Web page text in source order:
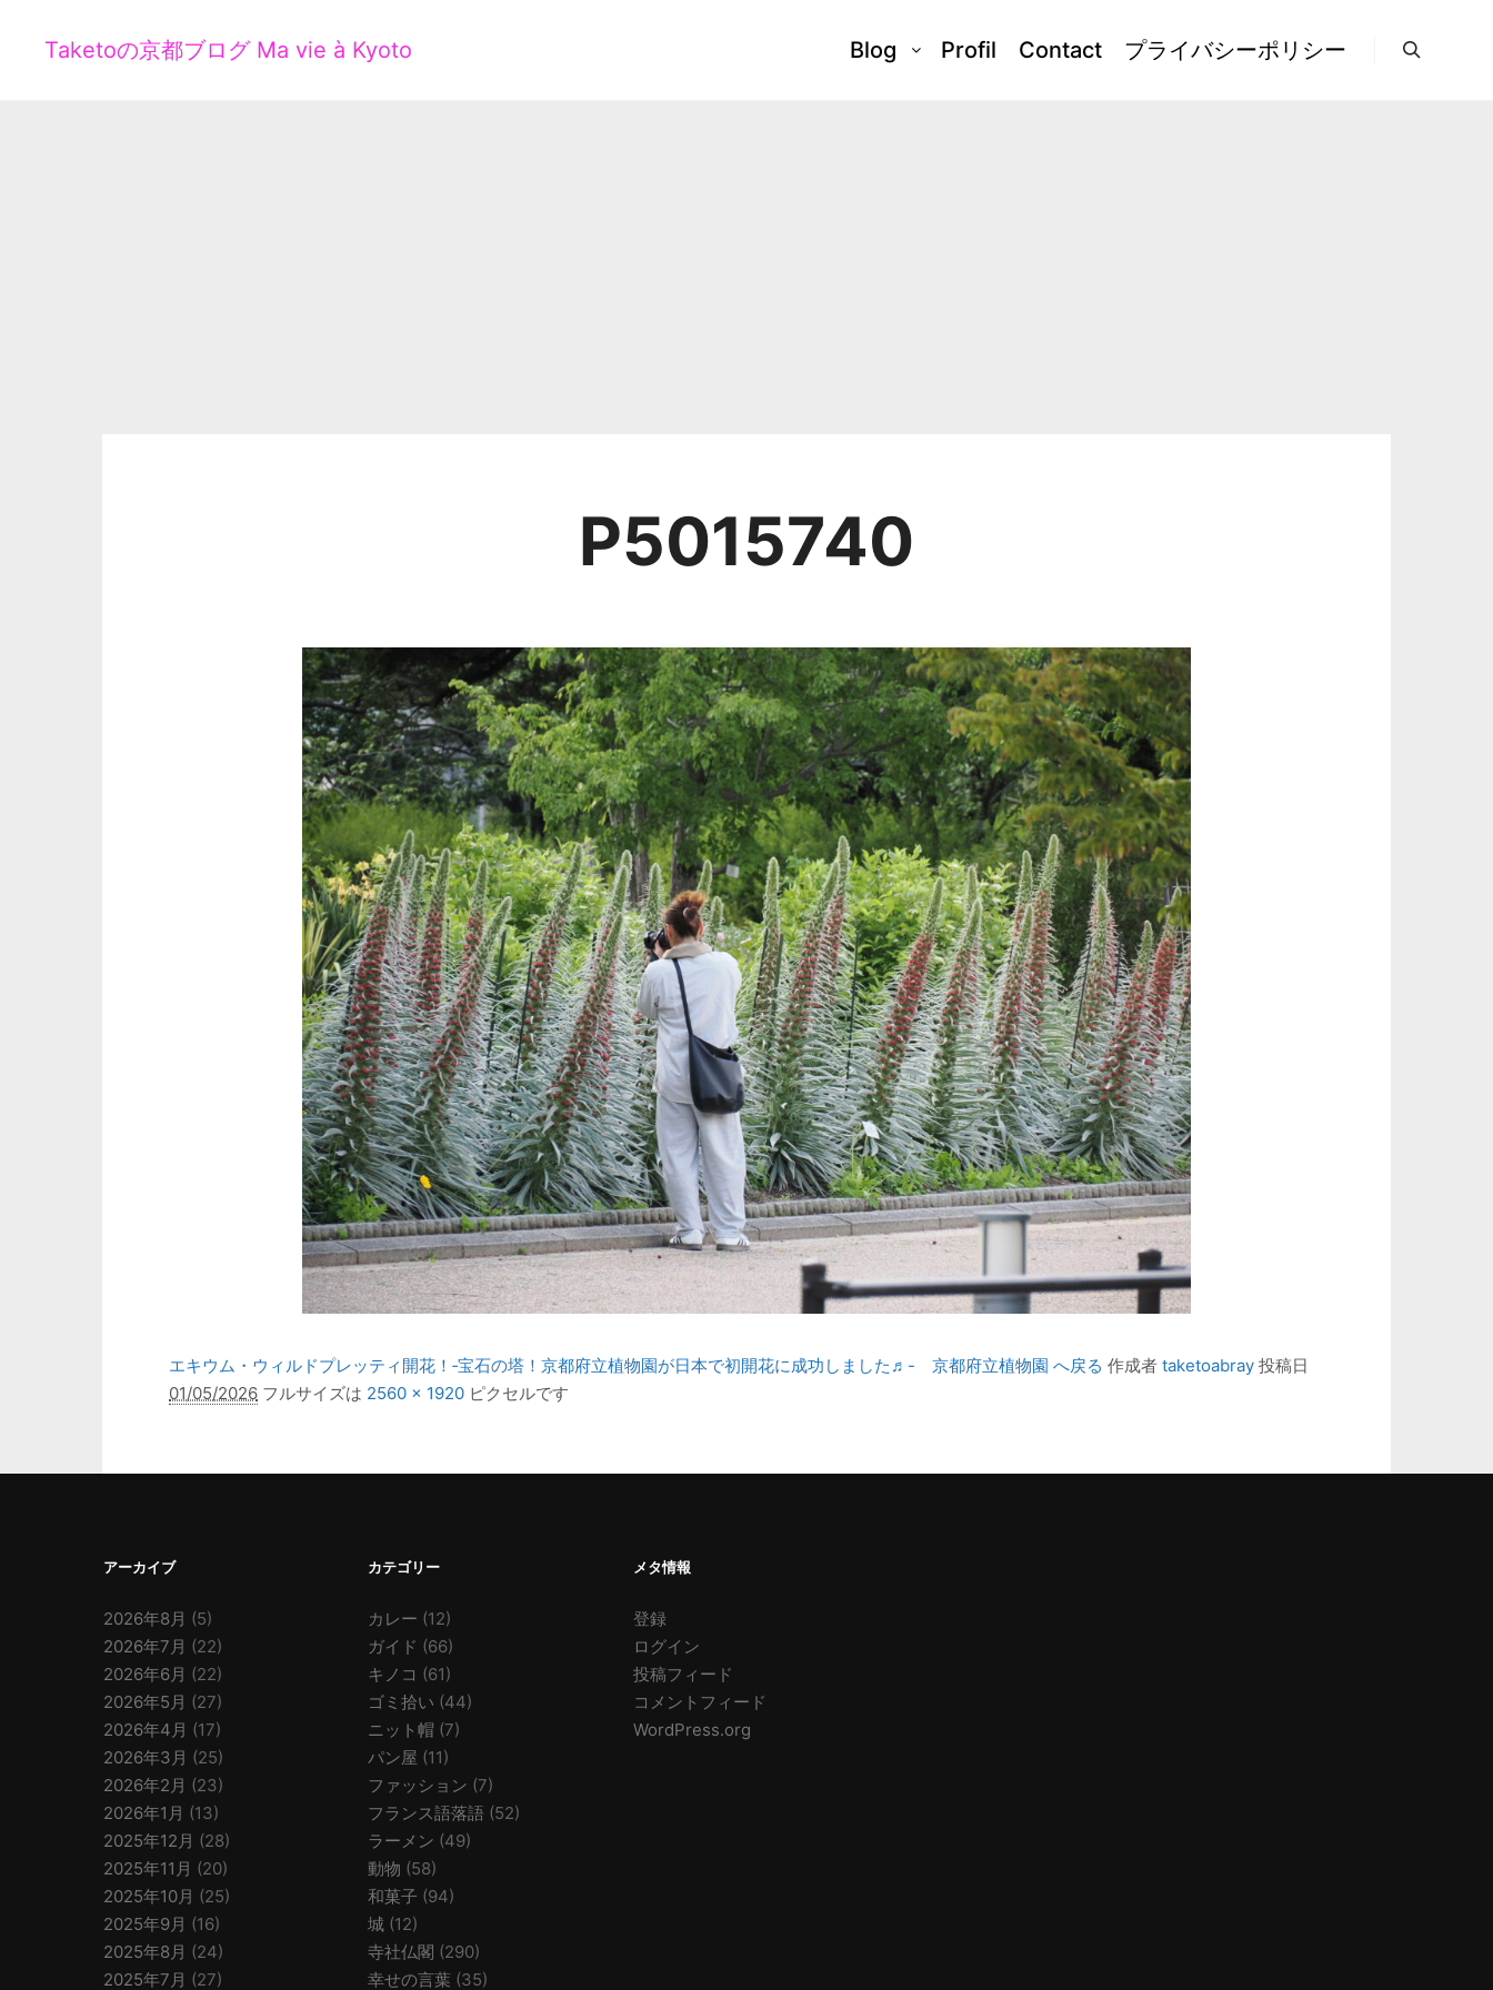
Taketoの京都ブログ Ma vie à Kyoto Blog Profil Contact プライバシーポリシー
P5015740
エキウム・ウィルドプレッティ開花！‐宝石の塔！京都府立植物園が日本で初開花に成功しました♬- 京都府立植物園 へ戻る 作成者 taketoabray 投稿日
01/05/2026 フルサイズは 2560 × 1920 ピクセルです
アーカイブ
2026年8月 (5)
2026年7月 (22)
2026年6月 (22)
2026年5月 (27)
2026年4月 (17)
2026年3月 (25)
2026年2月 (23)
2026年1月 (13)
2025年12月 (28)
2025年11月 (20)
2025年10月 (25)
2025年9月 (16)
2025年8月 (24)
2025年7月 (27)
カテゴリー
カレー (12)
ガイド (66)
キノコ (61)
ゴミ拾い (44)
ニット帽 (7)
パン屋 (11)
ファッション (7)
フランス語落語 (52)
ラーメン (49)
動物 (58)
和菓子 (94)
城 (12)
寺社仏閣 (290)
幸せの言葉 (35)
メタ情報
登録
ログイン
投稿フィード
コメントフィード
WordPress.org